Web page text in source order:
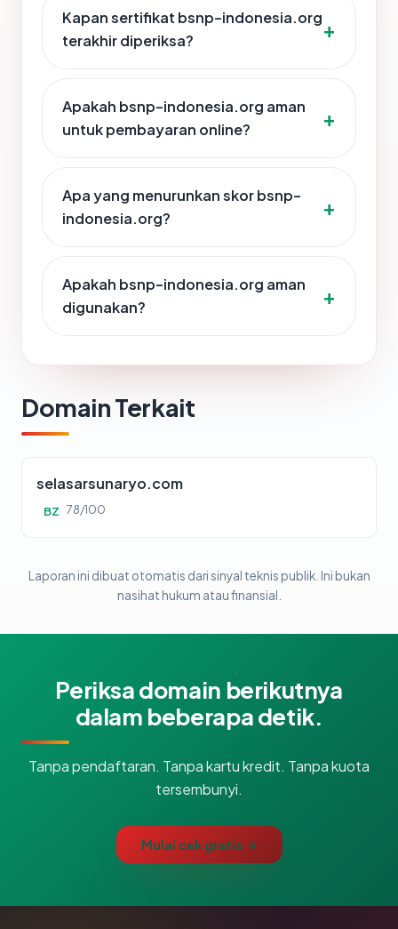
Kapan sertifikat bsnp-indonesia.org
terakhir diperiksa?
Apakah bsnp-indonesia.org aman
untuk pembayaran online?
Apa yang menurunkan skor bsnp-
indonesia.org?
Apakah bsnp-indonesia.org aman
digunakan?
Domain Terkait
selasarsunaryo.com
BZ 78/100
Laporan ini dibuat otomatis dari sinyal teknis publik. Ini bukan
nasihat hukum atau finansial.
Periksa domain berikutnya
dalam beberapa detik.
Tanpa pendaftaran. Tanpa kartu kredit. Tanpa kuota
tersembunyi.
Mulai cek gratis →